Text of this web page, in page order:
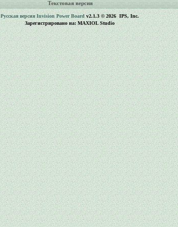
Текстовая версия
Русская версия Invision Power Boardv2.1.3 © 2026 IPS, Inc.
Зарегистрировано на: MAXIOL Studio